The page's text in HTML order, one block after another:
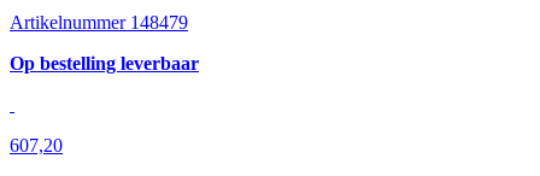
Artikelnummer 148479
Op bestelling leverbaar
607,20